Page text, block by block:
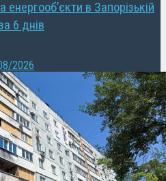
енергооб’єкти в Запорізькій
6 днів
2026